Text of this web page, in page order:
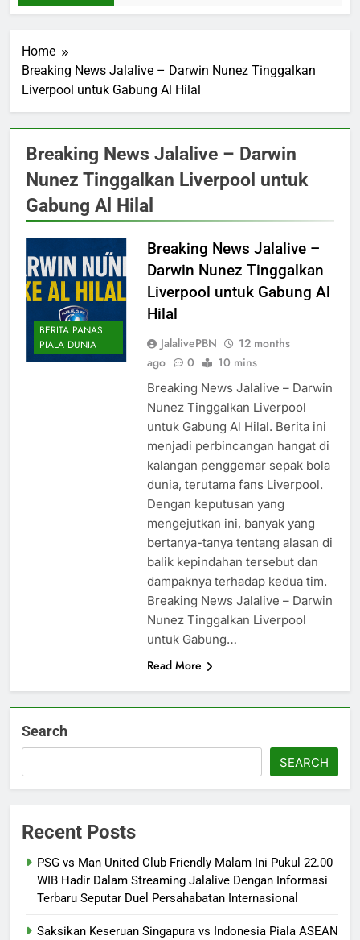
Home
Breaking News Jalalive – Darwin Nunez Tinggalkan
Liverpool untuk Gabung Al Hilal
Breaking News Jalalive – Darwin
Nunez Tinggalkan Liverpool untuk
Gabung Al Hilal
BERITA PANAS
PIALA DUNIA
Breaking News Jalalive –
Darwin Nunez Tinggalkan
Liverpool untuk Gabung Al
Hilal
JalalivePBN
12 months
ago
0 10 mins
Breaking News Jalalive – Darwin
Nunez Tinggalkan Liverpool
untuk Gabung Al Hilal. Berita ini
menjadi perbincangan hangat di
kalangan penggemar sepak bola
dunia, terutama fans Liverpool.
Dengan keputusan yang
mengejutkan ini, banyak yang
bertanya-tanya tentang alasan di
balik kepindahan tersebut dan
dampaknya terhadap kedua tim.
Breaking News Jalalive – Darwin
Nunez Tinggalkan Liverpool
untuk Gabung…
Read More
Search
SEARCH
Recent Posts
PSG vs Man United Club Friendly Malam Ini Pukul 22.00
WIB Hadir Dalam Streaming Jalalive Dengan Informasi
Terbaru Seputar Duel Persahabatan Internasional
Saksikan Keseruan Singapura vs Indonesia Piala ASEAN